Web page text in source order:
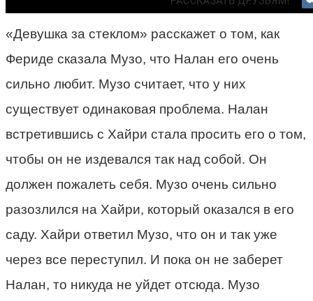
«Девушка за стеклом» расскажет о том, как
Фериде сказала Музо, что Налан его очень
сильно любит. Музо считает, что у них
существует одинаковая проблема. Налан
встретившись с Хайри стала просить его о том,
чтобы он не издевался так над собой. Он
должен пожалеть себя. Музо очень сильно
разозлился на Хайри, который оказался в его
саду. Хайри ответил Музо, что он и так уже
через все переступил. И пока он не заберет
Налан, то никуда не уйдет отсюда. Музо